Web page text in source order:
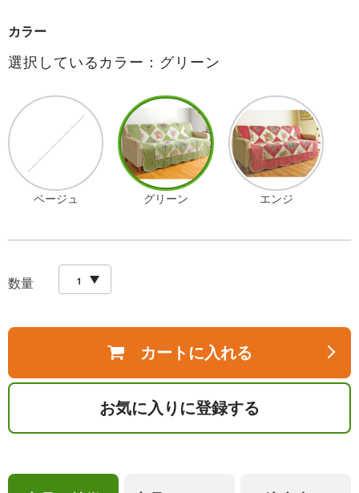
カラー
選択しているカラー：グリーン
ベージュ グリーン エンジ
数量
カートに入れる
お気に入りに登録する